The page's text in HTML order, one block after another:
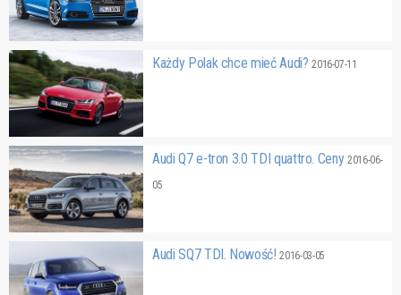
Każdy Polak chce mieć Audi?2016-07-11
Audi Q7 e-tron 3.0 TDI quattro. Ceny2016-06-
05
Audi SQ7 TDI. Nowość!2016-03-05